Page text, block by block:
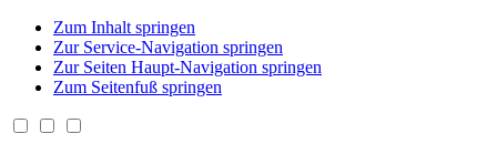
Zum Inhalt springen
Zur Service-Navigation springen
Zur Seiten Haupt-Navigation springen
Zum Seitenfuß springen